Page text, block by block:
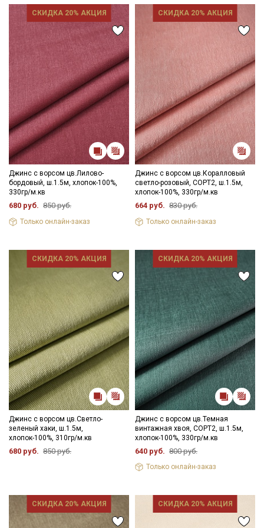
СКИДКА 20% АКЦИЯ
Джинс с ворсом цв.Лилово-
бордовый, ш.1.5м, хлопок-100%,
330гр/м.кв
680 руб. 850 руб.
Только онлайн-заказ
СКИДКА 20% АКЦИЯ
Джинс с ворсом цв.Коралловый
светло-розовый, СОРТ2, ш.1.5м,
хлопок-100%, 330гр/м.кв
664 руб. 830 руб.
Только онлайн-заказ
СКИДКА 20% АКЦИЯ
Джинс с ворсом цв.Светло-
зеленый хаки, ш.1.5м,
хлопок-100%, 310гр/м.кв
680 руб. 850 руб.
СКИДКА 20% АКЦИЯ
Джинс с ворсом цв.Темная
винтажная хвоя, СОРТ2, ш.1.5м,
хлопок-100%, 330гр/м.кв
640 руб. 800 руб.
Только онлайн-заказ
СКИДКА 20% АКЦИЯ СКИДКА 20% АКЦИЯ
Мы публикуем здесь дополнительные